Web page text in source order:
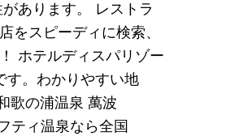
あります。 レストラ
スピーディに検索、
ホテルディスパリゾー
す。わかりやすい地
歌の浦温泉 萬波
ティ温泉なら全国